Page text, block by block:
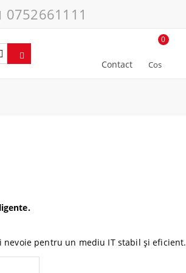
0752661111
Contact Cos
0
nevoie pentru un mediu IT stabil și eficient.